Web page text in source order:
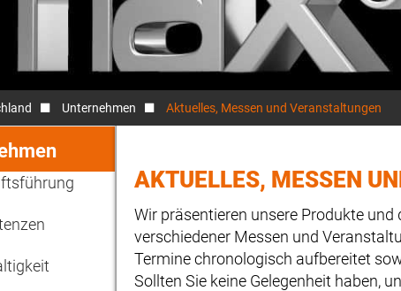
Unternehmen
Aktuelles, Messen und Veranstaltungen
AKTUELLES, MESSEN
Wir präsentieren unsere Produkte
verschiedener Messen und
Termine chronologisch aufbereitet
Sollten Sie keine Gelegenheit haben,